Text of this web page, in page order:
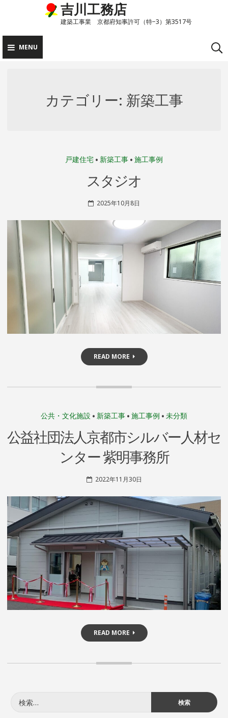
content
吉川工務店
建築工事業 京都府知事許可（特−3）第3517号
MENU
カテゴリー: 新築工事
戸建住宅 • 新築工事 • 施工事例
スタジオ
2025年10月8日
I
N
D
O
READ MORE
公共・文化施設 • 新築工事 • 施工事例 • 未分類
公益社団法人京都市シルバー人材セ
ンター 紫明事務所
2022年11月30日
H
I
N
R
I
D
O
READ MORE
索: